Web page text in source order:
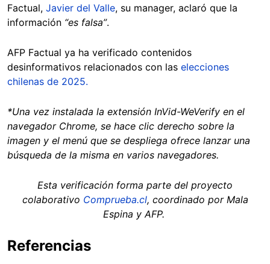
Factual, Javier del Valle, su manager, aclaró que la
información “es falsa”.
AFP Factual ya ha verificado contenidos
desinformativos relacionados con las elecciones
chilenas de 2025.
*Una vez instalada la extensión InVid-WeVerify en el
navegador Chrome, se hace clic derecho sobre la
imagen y el menú que se despliega ofrece lanzar una
búsqueda de la misma en varios navegadores.
Esta verificación forma parte del proyecto
colaborativo Comprueba.cl, coordinado por Mala
Espina y AFP.
Referencias